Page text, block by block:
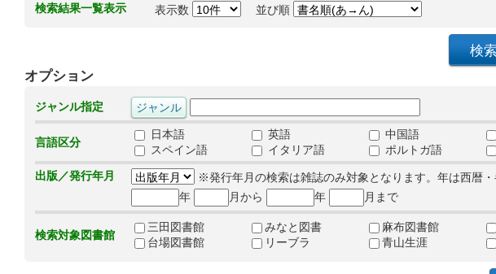
検索結果一覧表示 表示数 並び順
オプション
ジャンル指定
言語区分
日本語 英語 中国語
スペイン語
イタリア語 ポルトガ語
出版／発行年月
※発行年月の検索は雑誌のみ対象となります。年は西暦
年
月から 年 月まで
検索対象図書館
三田図書館 みなと図書 麻布図書館
台場図書館
リーブラ 青山生涯